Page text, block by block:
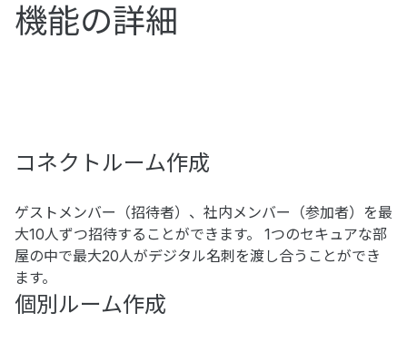
機能の詳細
コネクトルーム作成
ゲストメンバー（招待者）、社内メンバー（参加者）を最
大10人ずつ招待することができます。 1つのセキュアな部
屋の中で最大20人がデジタル名刺を渡し合うことができ
ます。
個別ルーム作成